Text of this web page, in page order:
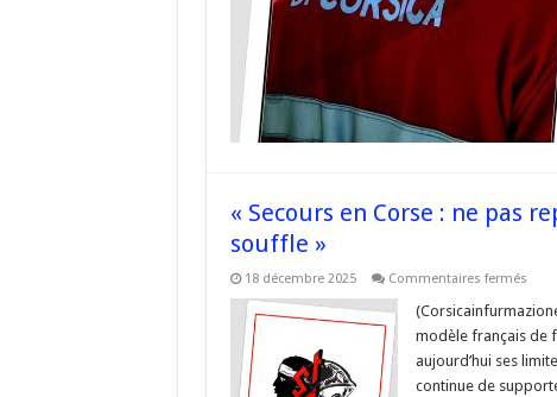
la
société
est
malade »
« Secours en Corse : ne pas
souffle »
18 décembre 2025 Commentaires ferméssur
en
:
ne
pas
modèle français de
aujourd’hui ses
continue de